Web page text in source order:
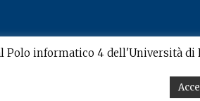
Polo informatico 4 dell'Università